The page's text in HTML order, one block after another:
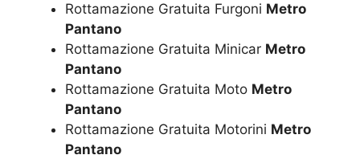
Rottamazione Gratuita Furgoni Metro
Pantano
Rottamazione Gratuita Minicar Metro
Pantano
Rottamazione Gratuita Moto Metro
Pantano
Rottamazione Gratuita Motorini Metro
Pantano